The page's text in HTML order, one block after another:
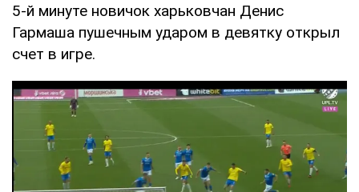
5-й минуте новичок харьковчан Денис
Гармаша пушечным ударом в девятку открыл
счет в игре.